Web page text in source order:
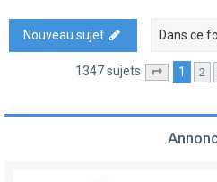
Nouveau sujet
1347 sujets Page
1 2